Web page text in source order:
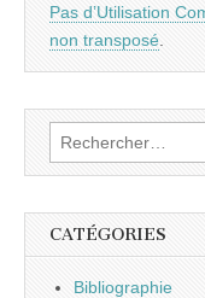
Pas d’Utilisation
non transposé
Rechercher :
CATÉGORIES
Bibliographie